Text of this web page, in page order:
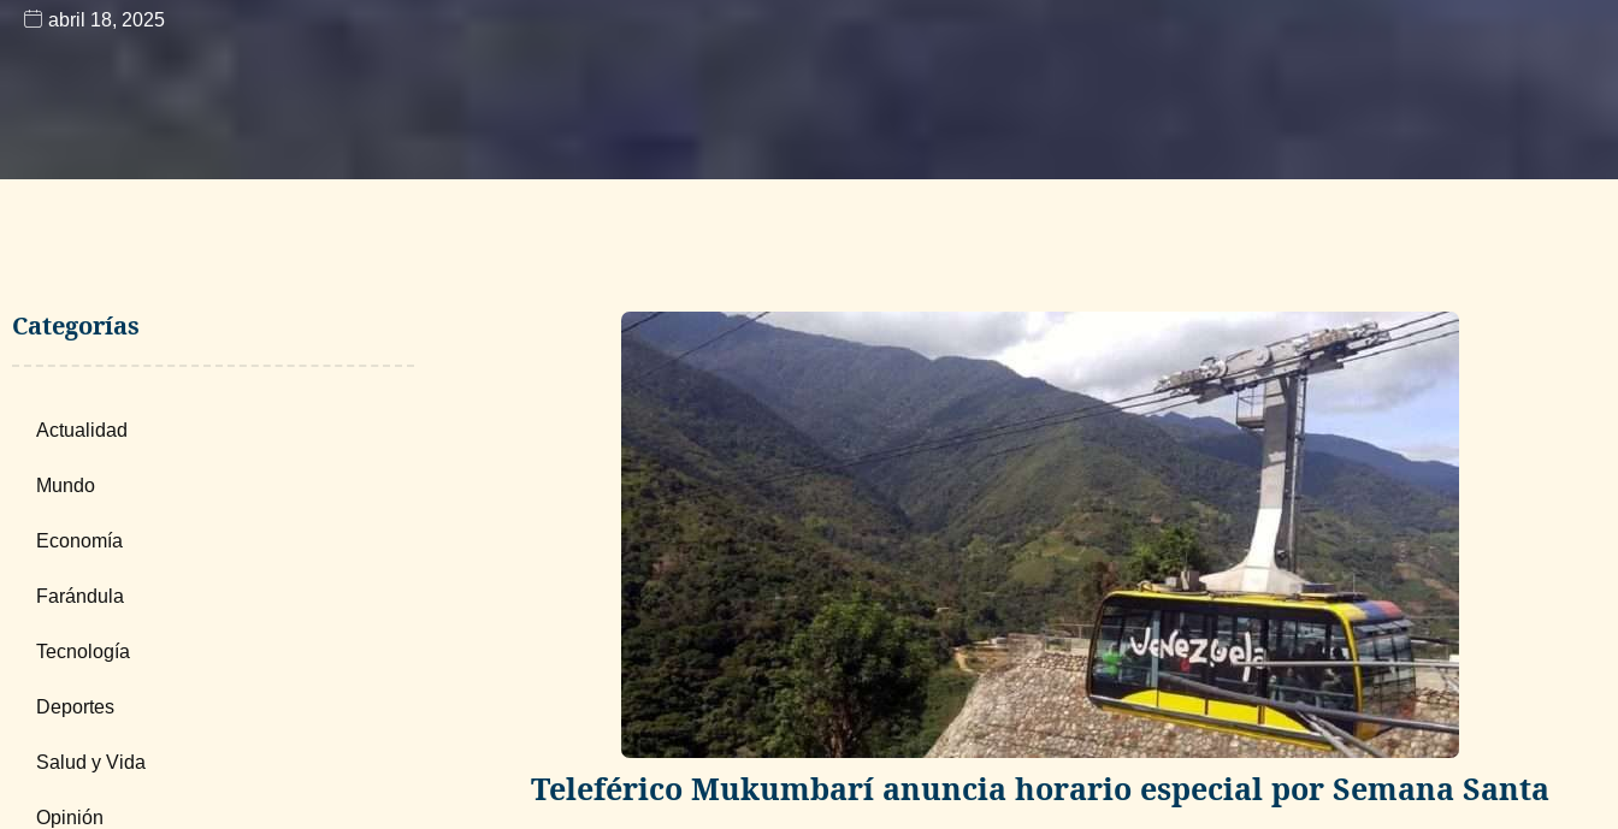
abril 18, 2025
Categorías
Actualidad
Mundo
Economía
Farándula
Tecnología
Deportes
Salud y Vida
Opinión
Teleférico Mukumbarí anuncia horario especial por Semana Santa